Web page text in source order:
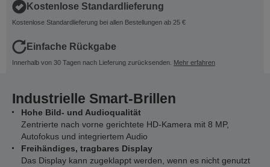
Kostenlose Standardlieferung
Kostenlose Standardlieferung bei allen Bestellungen ab 25 €
Einfache Rückgabe
Innerhalb von 30 Tagen nach Lieferung zurücksenden. Mehr erfahren
Industrielle Smart-Brillen
Hohe Bild- und Audioqualität
Zentrierte nach vorne gerichtete HD-Kamera mit 8 MP,
Autofokus und integriertem Audio
Freihändiges, tragbares Display
Das Display kann zugeklappt werden, wenn es nicht genutzt